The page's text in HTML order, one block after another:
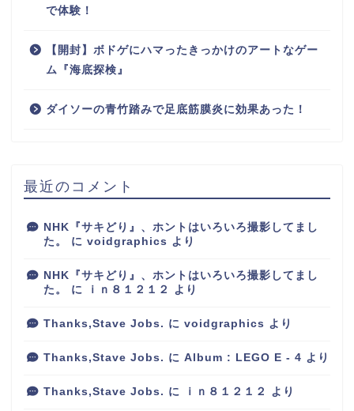
で体験！
【開封】ボドゲにハマったきっかけのアートなゲー
ム『海底探検』
ダイソーの青竹踏みで足底筋膜炎に効果あった！
最近のコメント
NHK『サキどり』、ホントはいろいろ撮影してまし
た。
に voidgraphics より
NHK『サキどり』、ホントはいろいろ撮影してまし
た。
に ｉｎ８１２１２ より
Thanks,Stave Jobs. に voidgraphics より
Thanks,Stave Jobs. に Album : LEGO E - 4 より
Thanks,Stave Jobs. に ｉｎ８１２１２ より